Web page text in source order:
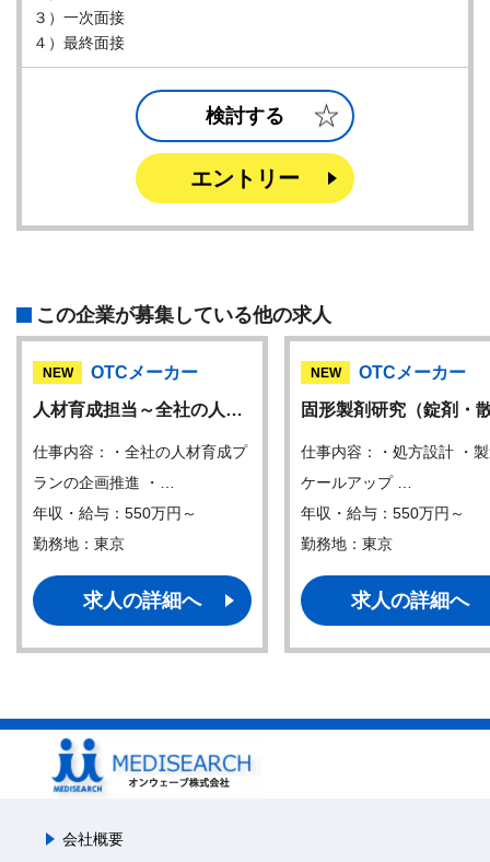
３）一次面接
４）最終面接
検討する
エントリー
この企業が募集している他の求人
NEW
OTCメーカー
人材育成担当～全社の人…
仕事内容：・全社の人材育成プ
ランの企画推進 ・…
年収・給与：550万円～
勤務地：東京
求人の詳細へ
NEW
OTCメーカー
固形製剤研究（錠剤・
仕事内容：・処方設計 ・
ケールアップ …
年収・給与：550万円～
勤務地：東京
求人の詳細へ
会社概要